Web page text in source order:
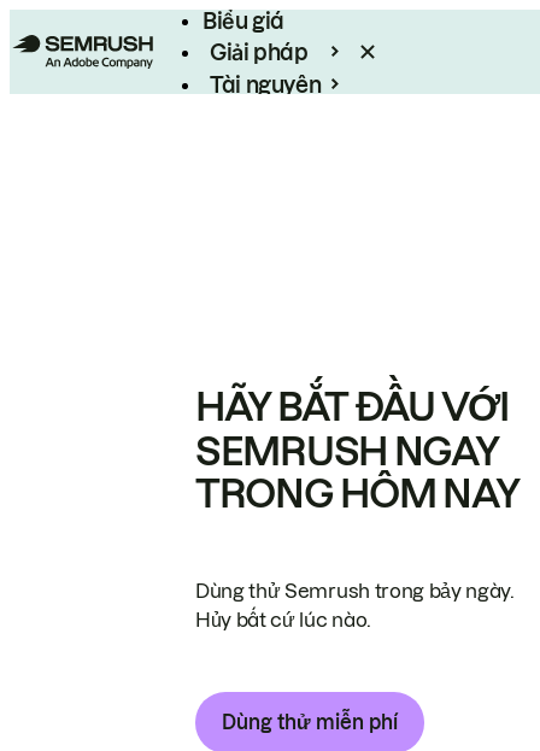
Biểu giá
Giải pháp
Tài nguyên
HÃY BẮT ĐẦU VỚI
SEMRUSH NGAY
TRONG HÔM NAY
Dùng thử Semrush trong bảy ngày.
Hủy bất cứ lúc nào.
Dùng thử miễn phí